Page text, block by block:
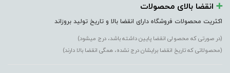
➕️ انقضا بالای محصولات
اکثریت محصولات فروشگاه دارای انقضا بالا و تاریخ تولید بروزاند
(در صورتی که محصولی انقضا پایین داشته باشد، درج میشود)
(محصولاتی که تاریخ انقضا برایشان درج نشده، همگی انقضا بالا دارند)